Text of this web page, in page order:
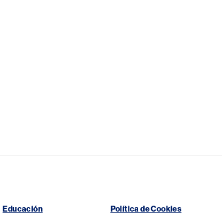
Educación Política de Cookies